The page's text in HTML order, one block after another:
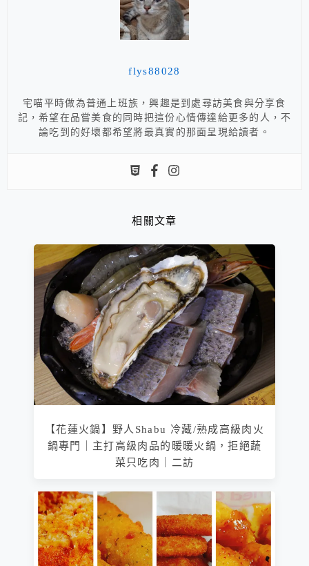
flys88028
宅喵平時做為普通上班族，興趣是到處尋訪美食與分享食
記，希望在品嘗美食的同時把這份心情傳達給更多的人，不
論吃到的好壞都希望將最真實的那面呈現給讀者。
相關文章
【花蓮火鍋】野人Shabu 冷藏/熟成高級肉火
鍋專門｜主打高級肉品的暖暖火鍋，拒絕蔬
菜只吃肉｜二訪